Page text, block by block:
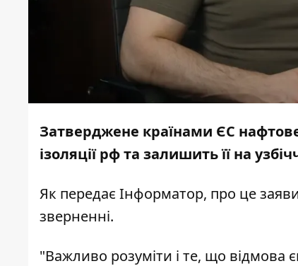
Затверджене країнами ЄС
ізоляції рф та залишить її на
Як передає Інформатор, про це
зверненні.
"Важливо розуміти і те, що відмова